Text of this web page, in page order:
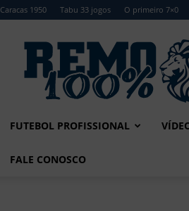
Caracas 1950 Tabu 33 jogos O primeiro 7×0
Remo
FUTEBOL PROFISSIONAL
FALE CONOSCO